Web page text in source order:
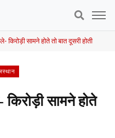
किरोड़ी सामने होते तो बात दूसरी होती
किरोड़ी सामने होते